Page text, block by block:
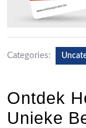
Categories:
Ontdek
Unieke